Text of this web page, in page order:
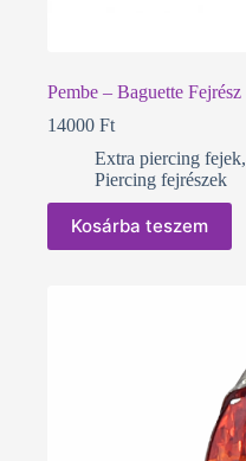
Pembe – Baguette Fejrész
14000 Ft
Extra piercing fejek,
Piercing fejrészek
Kosárba teszem